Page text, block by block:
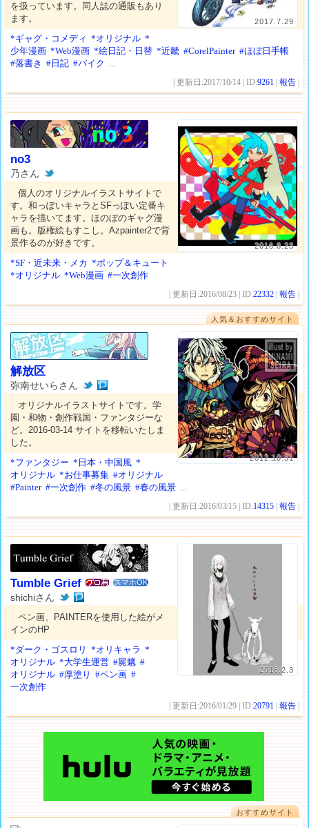
2017.7.29
を扱っています。同人誌の通販もあり
ます。
*ギャグ・コメディ *オリジナル *
少年漫画 *Web漫画 *絵日記・日替 *近畿 #CorelPainter #ほぼ日手帳
#落書き
#日記 #バイク ...
| 更新日:2017/10/14 | ID:9261 |報告
2016.8.23
no3
乃さん
個人のオリジナルイラストサイトで
す。和っぽいキャラとSFっぽい定番キ
ャラを描いてます。ほのぼのギャグ漫
画も。版権絵もすこし。Azpainter2で背
景作るのが好きです。
*SF・近未来・メカ *ポップ＆キュート
*オリジナル *Web漫画 #一次創作
| 更新日:2016/08/23 | ID:22332 |報告
人気＆おすすめサイト
2012.10.31
解放区
弥南せいらさん
オリジナルイラストサイトです。学
園・和物・創作戦国・ファンタジーな
ど。2016-03-14 サイトを移転いたしま
した。
*ファンタジー *日本・中国風 *
オリジナル *お仕事募集 #オリジナル
#Painter #一次創作 #冬の風景 #春の風景 ...
| 更新日:2016/03/15 | ID:14315 |報告
2016.2.3
Tumble Grief スマホOK
shichiさん
ペン画、PAINTERを使用した絵がメ
インのHP
*ダーク・ゴスロリ
*オリキャラ *
オリジナル *大学生運営 #屍魑 #
オリジナル #厚塗り #ペン画 #
一次創作
| 更新日:2016/01/29 | ID:20791 |報告
おすすめサイト